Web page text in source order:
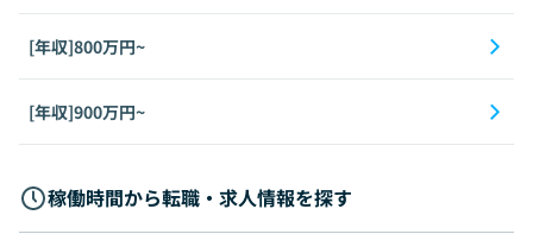
[年収]800万円~
[年収]900万円~
稼働時間から転職・求人情報を探す